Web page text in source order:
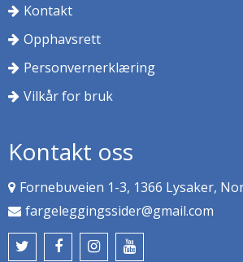
Kontakt
Opphavsrett
Personvernerklæring
Vilkår for bruk
Kontakt oss
Fornebuveien 1-3, 1366 Lysaker,
fargeleggingssider@gmail.com